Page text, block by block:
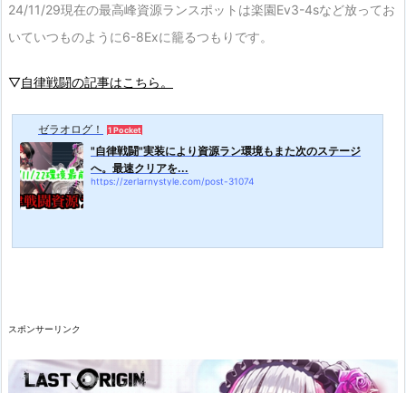
24/11/29現在の最高峰資源ランスポットは楽園Ev3-4sなど放ってお
いていつものように6-8Exに籠るつもりです。
▽自律戦闘の記事はこちら。
ゼラオログ！ 1 Pocket
"自律戦闘"実装により資源ラン環境もまた次のステージ
へ。最速クリアを...
https://zerlarnystyle.com/post-31074
スポンサーリンク